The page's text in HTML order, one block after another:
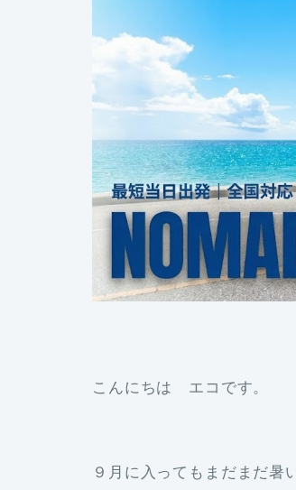
こんにちは エコです。
９月に入ってもまだまだ